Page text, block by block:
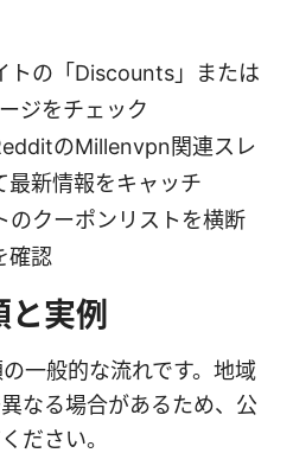
トの「Discounts」または
ジをチェック
のMillenvpn関連スレ
最新情報をキャッチ
のクーポンリストを横断
確認
と実例
一般的な流れです。地域
なる場合があるため、公
ださい。